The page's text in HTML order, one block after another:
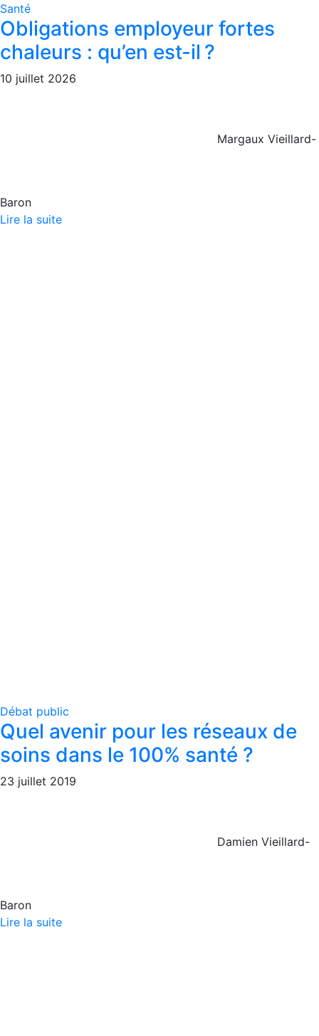
Santé
Obligations employeur fortes
chaleurs : qu’en est-il ?
10 juillet 2026
Margaux Vieillard-
Baron
Lire la suite
Débat public
Quel avenir pour les réseaux de
soins dans le 100% santé ?
23 juillet 2019
Damien Vieillard-
Baron
Lire la suite